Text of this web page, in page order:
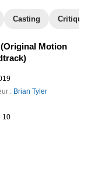
Casting
Motion
: Brian Tyler
10